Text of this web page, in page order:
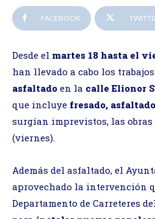
FACEBOOK
Desde el martes 18 hasta el
han llevado a cabo los
asfaltado en la calle Elionor
que incluye fresado,
surgían imprevistos, las
(viernes).
Además del asfaltado, el
aprovechado la intervención
Departamento de Carreteres